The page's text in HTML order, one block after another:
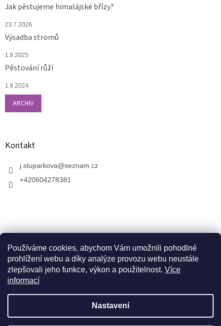
Používáme cookies, abychom Vám umožnili pohodlné
prohlížení webu a díky analýze provozu webu neustále
zlepšovali jeho funkce, výkon a použitelnost. Více
informací
Nastavení
V zahradnictví je možné osobně vybírat stromy a
dopravou. Otevřeno máme ve středu, v pátek a v neděli
Jak pěstujeme himalájské břízy?
23.7.2026
Výsadba stromů
1.8.2025
Pěstování růží
1.8.2024
ARCHIV
Kontakt
j.stuparkova@seznam.cz
+420604278381